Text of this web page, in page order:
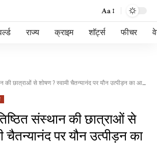
Aa
राज्य क्राइम शॉर्ट्स फीचर
शोषण ? स्वामी चैतन्यानंद पर यौन उत्पीड़न का आरोप, 32 छात्राओं के बयान हुए दर्ज,आरोपी स्वामी फरार!
संस्थान की छात्राओं से
चैतन्यानंद पर यौन उत्पीड़न का